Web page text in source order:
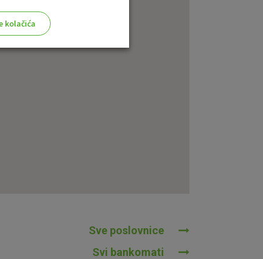
Sve poslovnice
Svi bankomati
kolačića